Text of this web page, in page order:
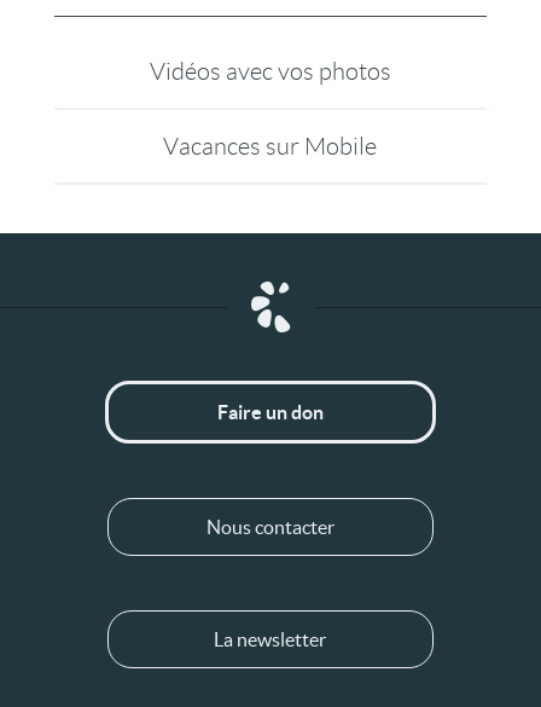
Vidéos avec vos photos
Vacances sur Mobile
Faire un don
Nous contacter
La newsletter